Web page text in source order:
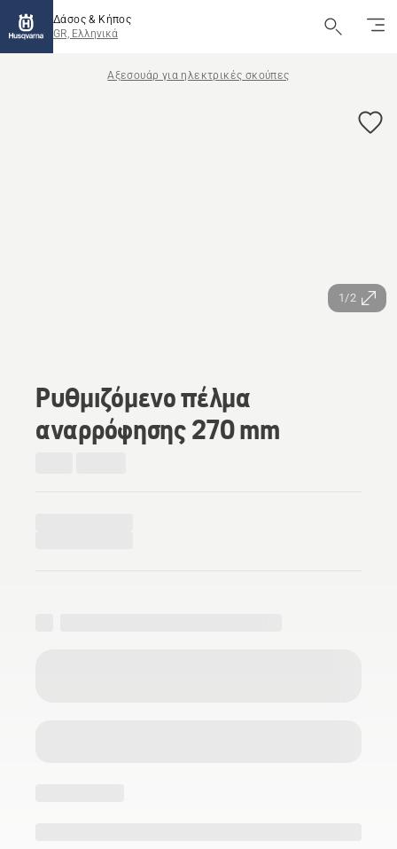
Δάσος & Κήπος
GR, Ελληνικά
Αξεσουάρ για ηλεκτρικές σκούπες
1/2
Ρυθμιζόμενο πέλμα
αναρρόφησης 270 mm